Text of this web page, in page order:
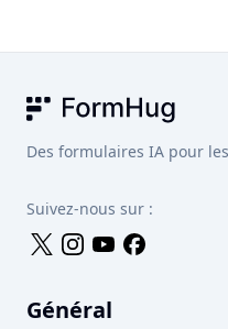
consulter leurs propres
Des formulaires IA pour
Suivez-nous sur :
Général